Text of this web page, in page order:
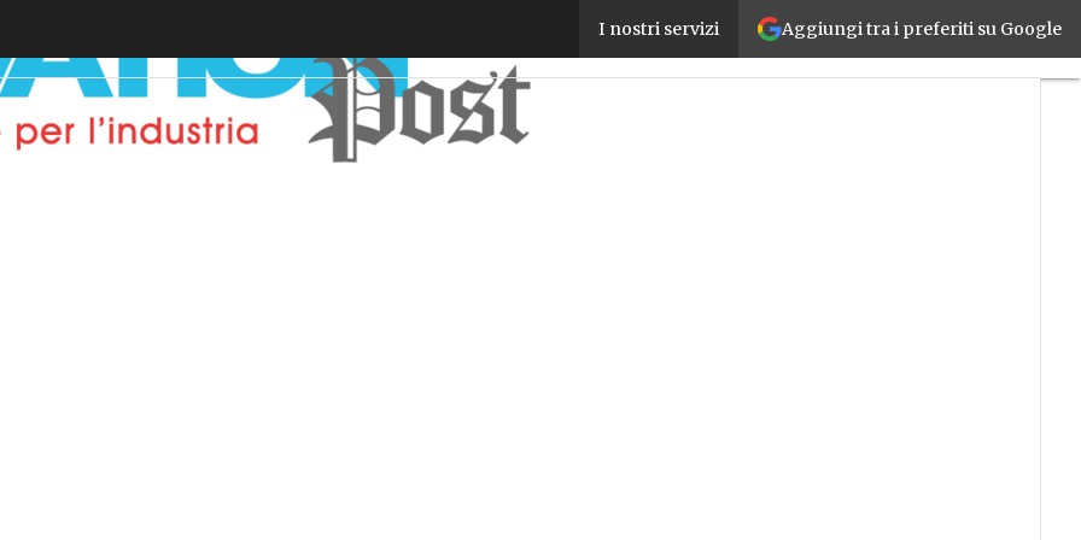
Aggiungi tra i preferiti su Google
I nostri servizi
Luca Manuelli (Ansaldo) nuovo presidente del